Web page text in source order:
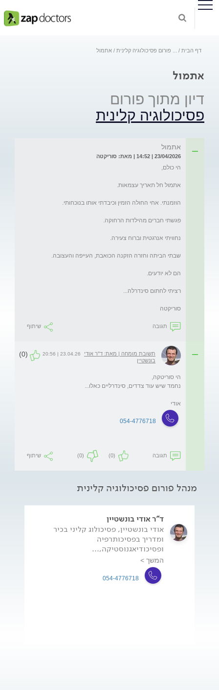
דף הבית פורום פסיכולוגיה קלינית אתמול
אתמול
דיון מתוך פורום
פסיכולוגיה קלינית
אתמול
23/04/2026 | 14:52 | מאת: סוריקטה
סוריקטה
תגובה שיתוף
תשובת מומחה | מאת: ד"ר אודי
בונשטיין
23.04.26 | 20:56
(0)
אודי
054-4776718
תגובה (0)
(0) שיתוף
מנהל פורום פסיכולוגיה קלינית
ד"ר אודי בונשטיין
אודי בונשטיין, פסיכולוג קליני בכיר
ומדריך בפסיכותרפיה
ופסיכודיאגנוסטיקה,...
המשך >
054-4776718